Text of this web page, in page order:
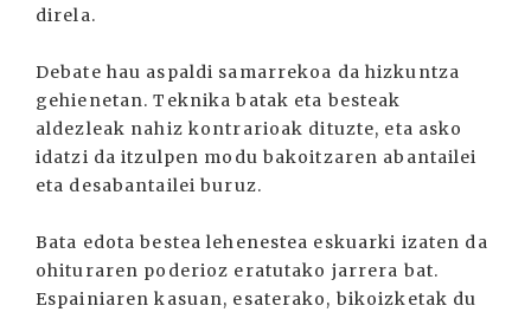
direla.
Debate hau aspaldi samarrekoa da hizkuntza
gehienetan. Teknika batak eta besteak
aldezleak nahiz kontrarioak dituzte, eta asko
idatzi da itzulpen modu bakoitzaren abantailei
eta desabantailei buruz.
Bata edota bestea lehenestea eskuarki izaten da
ohituraren poderioz eratutako jarrera bat.
Espainiaren kasuan, esaterako, bikoizketak du